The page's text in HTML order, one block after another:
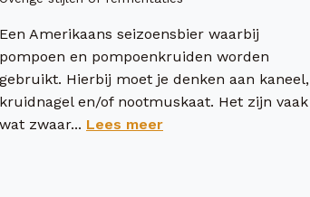
Een Amerikaans seizoensbier waarbij
pompoen en pompoenkruiden worden
gebruikt. Hierbij moet je denken aan kaneel,
kruidnagel en/of nootmuskaat. Het zijn vaak
wat zwaar... Lees meer